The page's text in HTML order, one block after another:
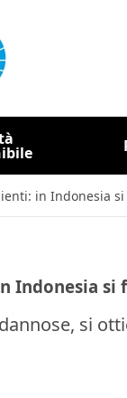
in Indonesia
Indonesia si
si